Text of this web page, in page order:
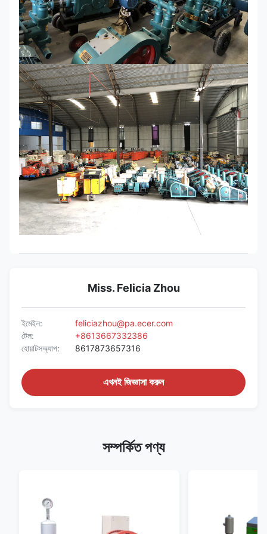
Miss. Felicia Zhou
ইমেইল:
feliciazhou@pa.ecer.com
টেল:
+8613667332386
হোয়াটসঅ্যাপ:
8617873657316
এখনই জিজ্ঞাসা করুন
সম্পর্কিত পণ্য